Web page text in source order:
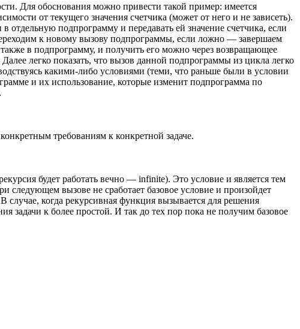
Для обоснования можно привести такой пример: имеется
от текущего значения счетчика (может от него и не зависеть).
отдельную подпрограмму и передавать ей значение счетчика, если
к новому вызову подпрограммы, если ложно — завершаем
в подпрограмму, и получить его можно через возвращающее
легко показать, что вызов данной подпрограммы из цикла легко
какими-либо условиями (теми, что раньше были в условии
и их использование, которые изменит подпрограмма по
требованиям к конкретной задаче.
будет работать вечно — infinite). Это условие и является тем
следующем вызове не сработает базовое условие и произойдет
когда рекурсивная функция вызывается для решения
задачи к более простой. И так до тех пор пока не получим базовое